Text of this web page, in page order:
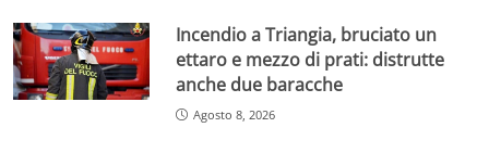
Incendio a Triangia, bruciato un
ettaro e mezzo di prati: distrutte
anche due baracche
Agosto 8, 2026